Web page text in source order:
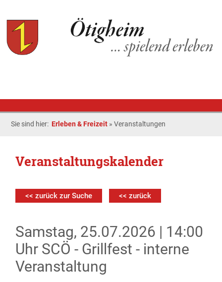
Sie sind hier: Erleben & Freizeit »Veranstaltungen
Veranstaltungskalender
<< zurück zur Suche << zurück
Samstag, 25.07.2026 | 14:00
Uhr SCÖ - Grillfest - interne
Veranstaltung